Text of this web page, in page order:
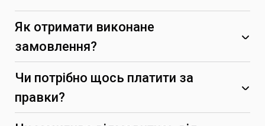
Як отримати виконане
замовлення?
Чи потрібно щось платити за
правки?